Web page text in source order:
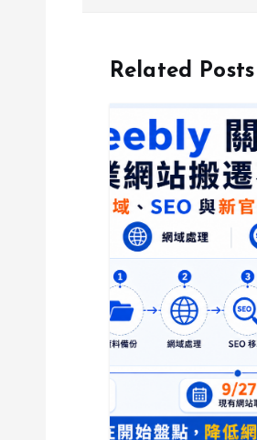
Related Posts